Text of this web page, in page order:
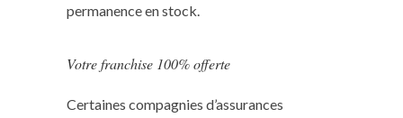
permanence en stock.
Votre franchise 100% offerte
Certaines compagnies d’assurances